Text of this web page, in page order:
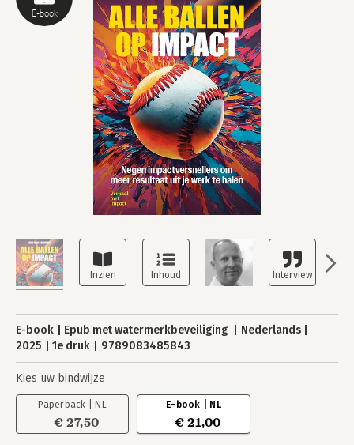
E-book
E-book Epub met watermerkbeveiliging
Nederlands
2025
1e druk 9789083485843
Kies uw bindwijze
Paperback | NL
€ 27,50
E-book | NL
€ 21,00